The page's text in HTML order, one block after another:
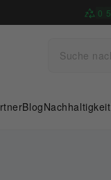
0 5
BlogNachhaltigkeit